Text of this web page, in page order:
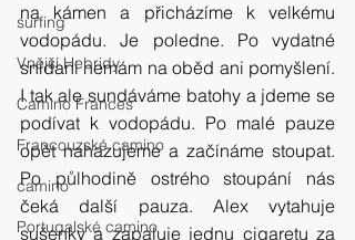
surfing
Vnější Hebridy
Camino Frances
Francouzské camino
camino
Portugalské camino
na kámen a přicházíme k velkému
vodopádu. Je poledne. Po vydatné
snídani nemám na oběd ani pomyšlení.
I tak ale sundáváme batohy a jdeme se
podívat k vodopádu. Po malé pauze
opět nahazujeme a začínáme stoupat.
Po půlhodině ostrého stoupání nás
čeká další pauza. Alex vytahuje
sušenky a zapaluje jednu cigaretu za